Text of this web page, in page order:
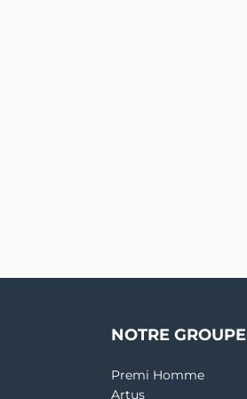
NOTRE GROUPE
Premi Homme
Artus